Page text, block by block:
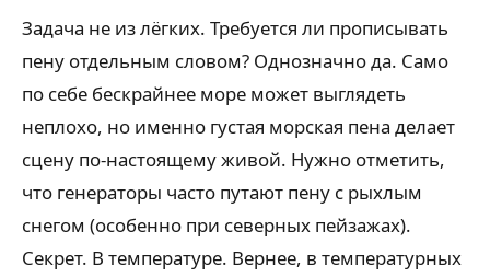
Задача не из лёгких. Требуется ли прописывать
пену отдельным словом? Однозначно да. Само
по себе бескрайнее море может выглядеть
неплохо, но именно густая морская пена делает
сцену по-настоящему живой. Нужно отметить,
что генераторы часто путают пену с рыхлым
снегом (особенно при северных пейзажах).
Секрет. В температуре. Вернее, в температурных